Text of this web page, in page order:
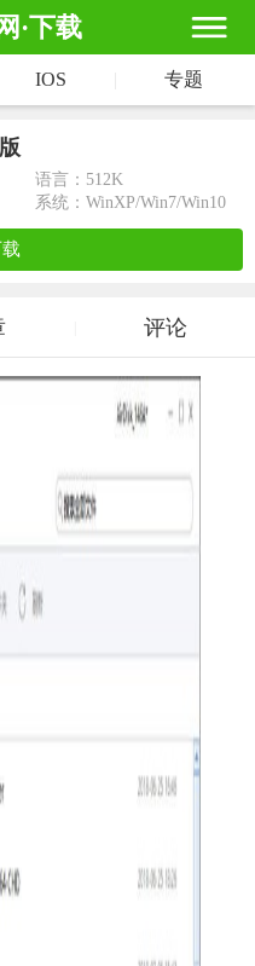
·下载
IOS 专题
语言：512K
系统：WinXP/Win7/Win10
评论